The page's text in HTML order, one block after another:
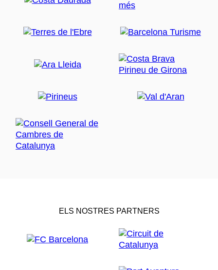
ELS NOSTRES PARTNERS